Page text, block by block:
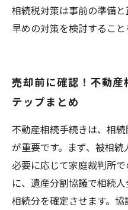
相続税対策は事前の準備と
早めの対策を検討すること
売却前に確認！不動
テップまとめ
不動産相続手続きは、相
が重要です。まず、被相続
必要に応じて家庭裁判所
に、遺産分割協議で相続
相続分を確定させます。